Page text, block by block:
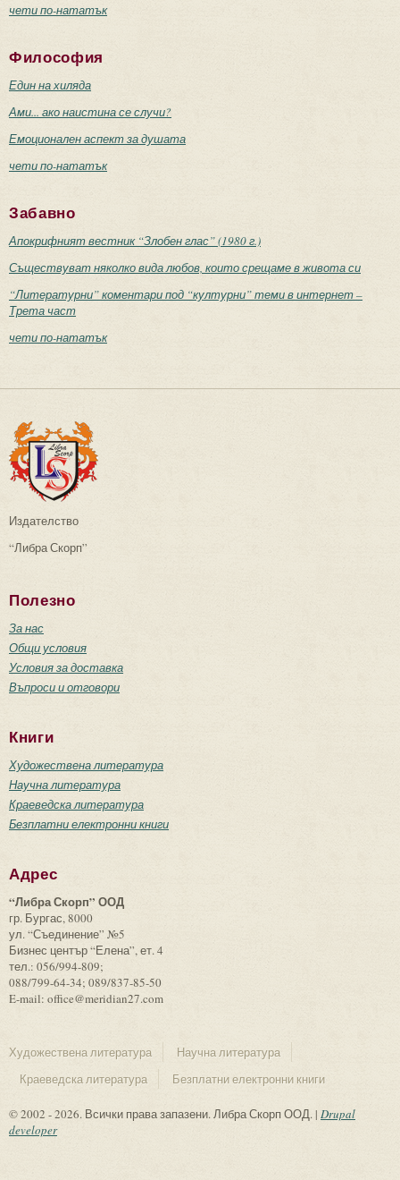
чети по-нататък
Философия
Един на хиляда
Ами... ако наистина се случи?
Емоционален аспект за душата
чети по-нататък
Забавно
Апокрифният вестник “Злобен глас” (1980 г.)
Съществуват няколко вида любов, които срещаме в живота си
“Литературни” коментари под “културни” теми в интернет –
Трета част
чети по-нататък
Издателство
“Либра Скорп”
Полезно
За нас
Общи условия
Условия за доставка
Въпроси и отговори
Книги
Художествена литература
Научна литература
Краеведска литература
Безплатни електронни книги
Адрес
“Либра Скорп” ООД
гр. Бургас, 8000
ул. “Съединение” №5
Бизнес център “Елена”, ет. 4
тел.: 056/994-809;
088/799-64-34; 089/837-85-50
E-mail: office@meridian27.com
Художествена литература
Научна литература
Краеведска литература
Безплатни електронни книги
© 2002 - 2026. Всички права запазени. Либра Скорп ООД. | Drupal
developer